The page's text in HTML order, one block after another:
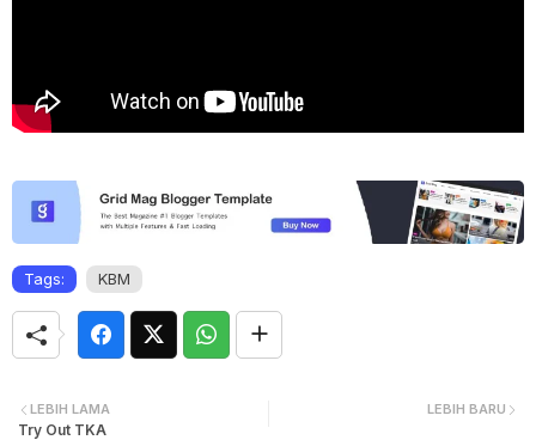
Tags: KBM
LEBIH BARU
LEBIH LAMA
Try Out TKA